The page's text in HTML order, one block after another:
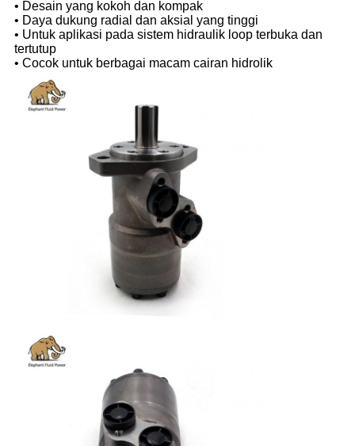
• Desain yang kokoh dan kompak
• Daya dukung radial dan aksial yang tinggi
• Untuk aplikasi pada sistem hidraulik loop terbuka dan
tertutup
• Cocok untuk berbagai macam cairan hidrolik